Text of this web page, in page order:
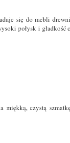
się do mebli
połysk i gładkość
miękką, czystą